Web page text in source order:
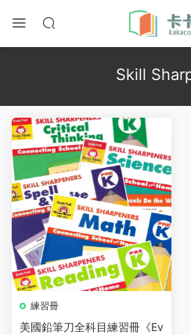
Skill
練習冊
美國鉛筆刀全科目練習冊《Ev